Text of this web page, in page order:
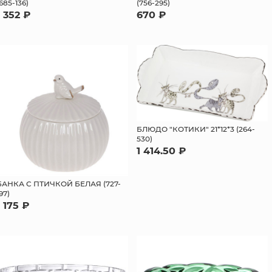
136)
352 ₽
(756-295)
670 ₽
С ПТИЧКОЙ БЕЛАЯ (727-
175 ₽
БЛЮДО "КОТИКИ" 21*12*3 (264-
530)
1 414.50 ₽